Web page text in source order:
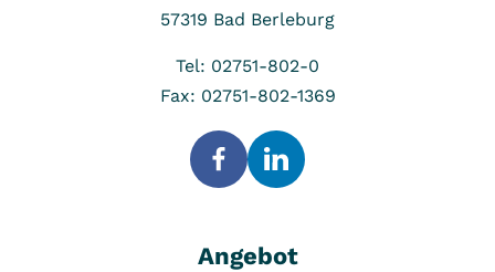
57319 Bad Berleburg
Tel: 02751-802-0
Fax: 02751-802-1369
Angebot